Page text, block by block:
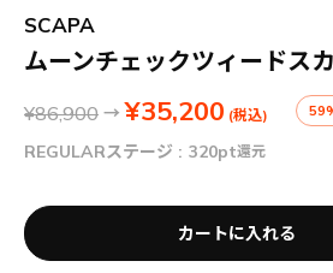
SCAPA
ムーンチェックツィードス
¥86,900 → ¥35,200 (税込)
REGULARステージ : 320pt還元
カートに入れる